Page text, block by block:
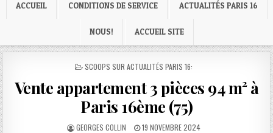
ACCUEIL CONDITIONS DE SERVICE ACTUALITÉS PARIS 16
NOUS! ACCUEIL SITE
POSTED
SCOOPS SUR ACTUALITÉS PARIS 16:
Vente appartement 3 pièces 94 m² à
Paris 16ème (75)
AUTHOR:
GEORGES COLLIN
PUBLISHED
19 NOVEMBRE 2024